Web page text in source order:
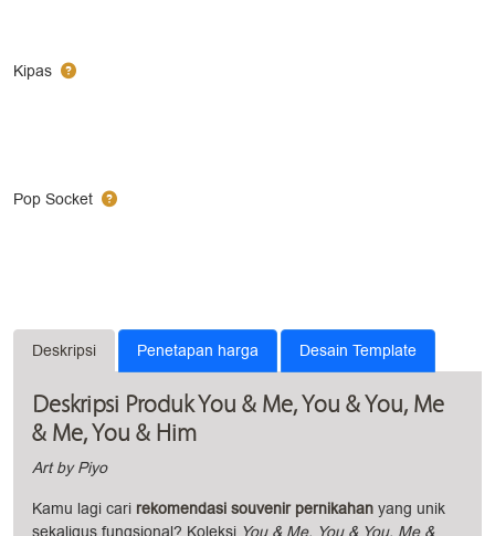
Kipas
Pop Socket
Deskripsi Penetapan harga Desain Template
Deskripsi Produk You & Me, You & You, Me
& Me, You & Him
Art by Piyo
Kamu lagi cari rekomendasi souvenir pernikahan yang unik